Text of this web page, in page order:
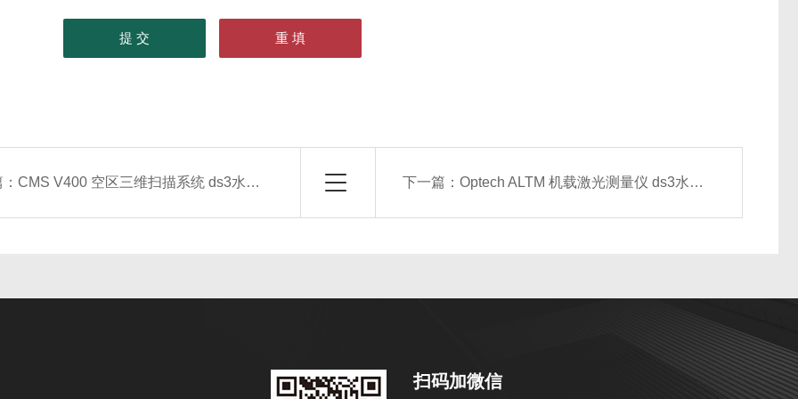
：CMS V400 空区三维扫描系统 ds3水准仪 下一篇： Optech ALTM 机载激光测量仪 ds3水准仪
扫码加微信